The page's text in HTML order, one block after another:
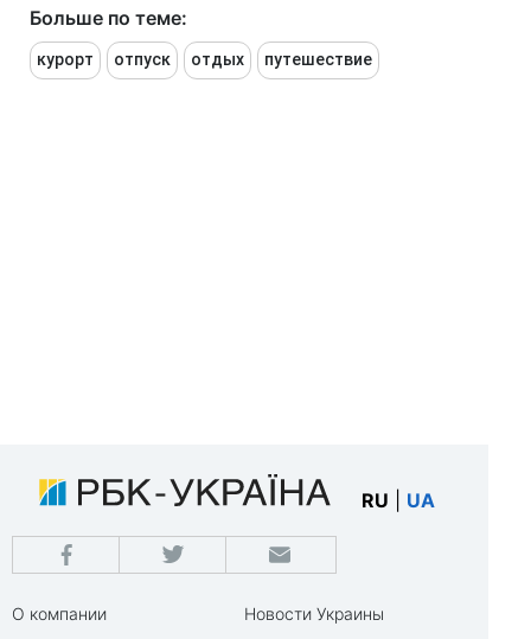
Больше по теме:
курорт отпуск отдых путешествие
RU UA
О компании
Новости Украины